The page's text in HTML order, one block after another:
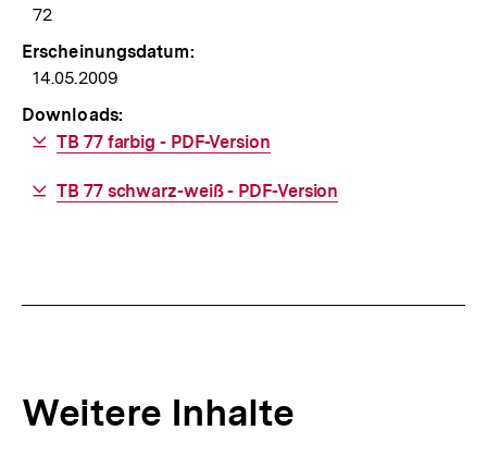
72
Erscheinungsdatum:
14.05.2009
Downloads:
Download-
TB 77 farbig - PDF-Version
Download-
TB 77 schwarz-weiß - PDF-Version
Weitere Inhalte